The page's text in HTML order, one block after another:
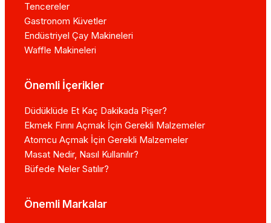
Tencereler
Gastronom Küvetler
Endüstriyel Çay Makineleri
Waffle Makineleri
Önemli İçerikler
Düdüklüde Et Kaç Dakikada Pişer?
Ekmek Fırını Açmak İçin Gerekli Malzemeler
Atomcu Açmak İçin Gerekli Malzemeler
Masat Nedir, Nasıl Kullanılır?
Büfede Neler Satılır?
Önemli Markalar